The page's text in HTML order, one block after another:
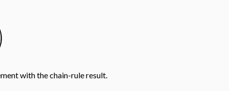
with the chain-rule result.